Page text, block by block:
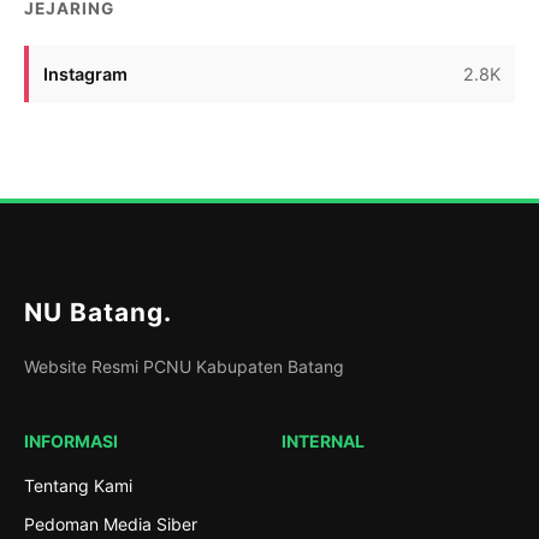
JEJARING
Instagram 2.8K
NU Batang.
Website Resmi PCNU Kabupaten Batang
INFORMASI
Tentang Kami
Pedoman Media Siber
INTERNAL